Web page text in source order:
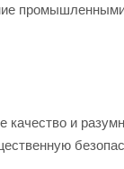
качество и